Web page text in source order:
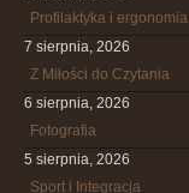
Profilaktyka i ergonomia
7 sierpnia, 2026
Z Miłości do Czytania
6 sierpnia, 2026
Fotografia
5 sierpnia, 2026
Sport i Integracja